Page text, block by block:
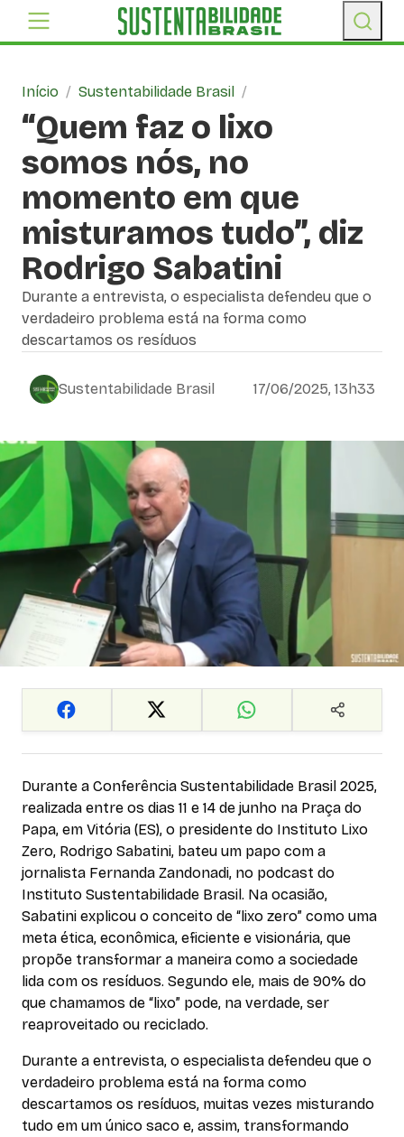
Início / Sustentabilidade Brasil /
“Quem faz o lixo
somos nós, no
momento em que
misturamos tudo”, diz
Rodrigo Sabatini
Durante a entrevista, o especialista defendeu que o
verdadeiro problema está na forma como
descartamos os resíduos
Sustentabilidade Brasil 17/06/2025, 13h33
Durante a Conferência Sustentabilidade Brasil 2025,
realizada entre os dias 11 e 14 de junho na Praça do
Papa, em Vitória (ES), o presidente do Instituto Lixo
Zero, Rodrigo Sabatini, bateu um papo com a
jornalista Fernanda Zandonadi, no podcast do
Instituto Sustentabilidade Brasil. Na ocasião,
Sabatini explicou o conceito de “lixo zero” como uma
meta ética, econômica, eficiente e visionária, que
propõe transformar a maneira como a sociedade
lida com os resíduos. Segundo ele, mais de 90% do
que chamamos de “lixo” pode, na verdade, ser
reaproveitado ou reciclado.
Durante a entrevista, o especialista defendeu que o
verdadeiro problema está na forma como
descartamos os resíduos, muitas vezes misturando
tudo em um único saco e, assim, transformando